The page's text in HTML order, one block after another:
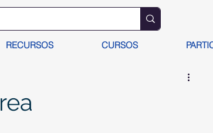
RECURSOS CURSOS